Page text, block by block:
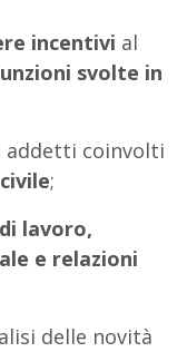
incentivi al
svolte in
addetti coinvolti
;
lavoro,
e relazioni
delle novità